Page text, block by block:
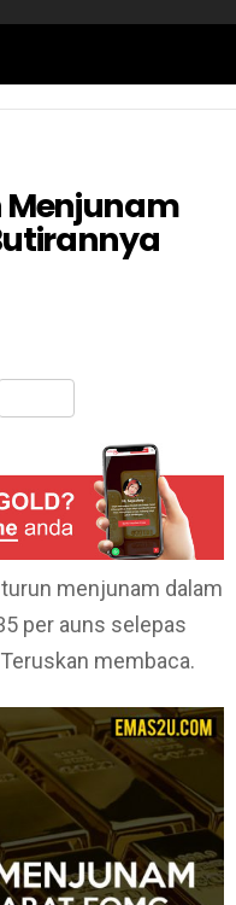
Menjunam
menjunam dalam
per auns selepas
membaca.